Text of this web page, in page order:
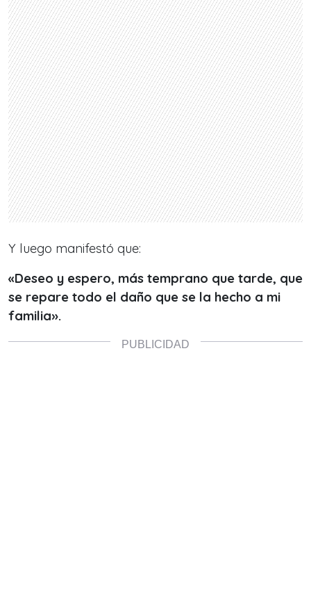
Y luego manifestó que:
«Deseo y espero, más temprano que tarde, que
se repare todo el daño que se la hecho a mi
familia».